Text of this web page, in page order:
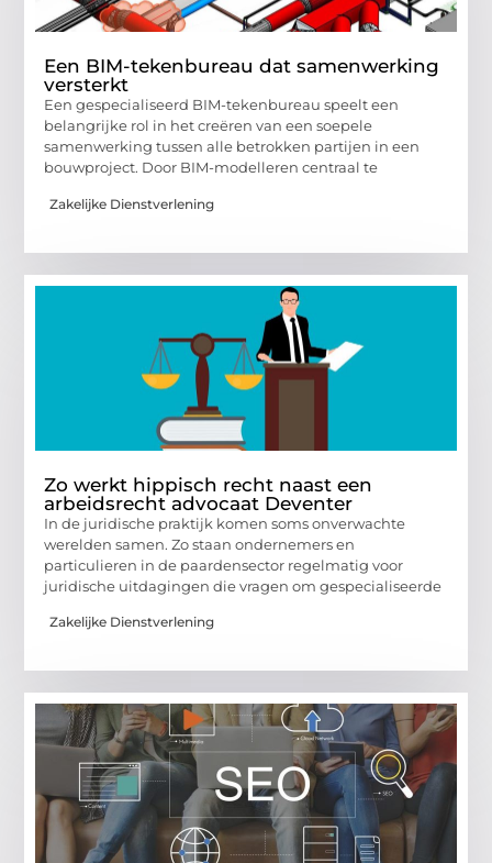
Een BIM-tekenbureau dat samenwerking
versterkt
Een gespecialiseerd BIM-tekenbureau speelt een
belangrijke rol in het creëren van een soepele
samenwerking tussen alle betrokken partijen in een
bouwproject. Door BIM-modelleren centraal te
Zakelijke Dienstverlening
Zo werkt hippisch recht naast een
arbeidsrecht advocaat Deventer
In de juridische praktijk komen soms onverwachte
werelden samen. Zo staan ondernemers en
particulieren in de paardensector regelmatig voor
juridische uitdagingen die vragen om gespecialiseerde
Zakelijke Dienstverlening